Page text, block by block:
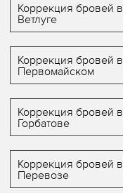
Коррекция бровей в
Ветлуге
Коррекция бровей в
Первомайском
Коррекция бровей в
Горбатове
Коррекция бровей в
Перевозе